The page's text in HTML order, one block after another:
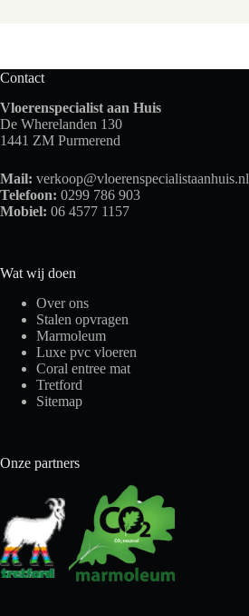
Contact
Vloerenspecialist aan Huis
De Wherelanden 130
1441 ZM Purmerend
Mail: verkoop@vloerenspecialistaanhuis.nl
Telefoon: 0299 786 903
Mobiel: 06 4577 1157
Wat wij doen
Over ons
Stalen opvragen
Marmoleum
Luxe pvc vloeren
Coral entree mat
Tretford
Sitemap
Onze partners